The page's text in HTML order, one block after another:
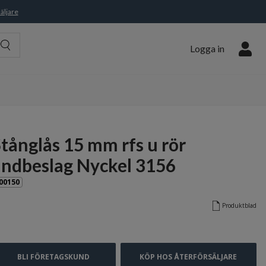
Logga in
15 mm rfs u rör
Nyckel 3156
Produktblad
BLI FÖRETAGSKUND KÖP HOS ÅTERFÖRSÄLJARE